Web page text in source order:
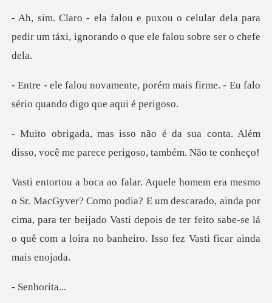
Baixar App
elular dela para
pedir um táxi, ignorand
orém mais firme. - Eu falo
sério
sua conta. Além
disso, você me parec
a? E um descarado, ainda por
cima, para ter beijado Vasti depois de ter feito sa
horit